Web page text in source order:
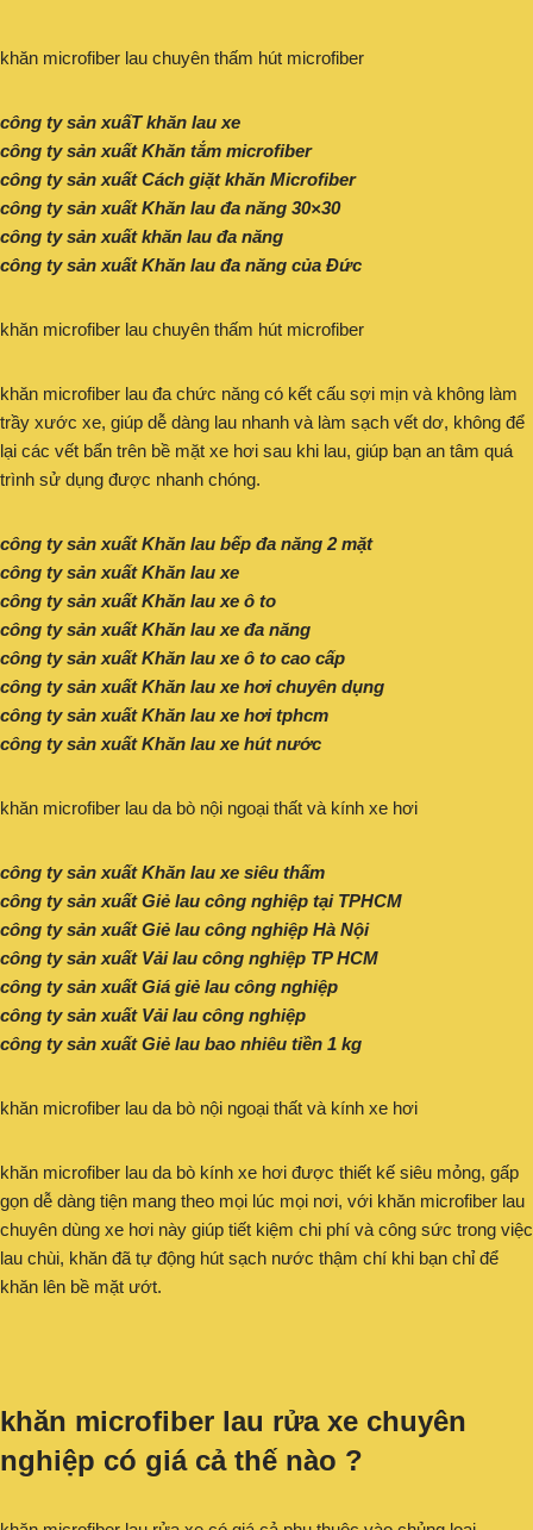
khăn microfiber lau chuyên thấm hút microfiber
công ty sản xuấT khăn lau xe
công ty sản xuất Khăn tắm microfiber
công ty sản xuất Cách giặt khăn Microfiber
công ty sản xuất Khăn lau đa năng 30×30
công ty sản xuất khăn lau đa năng
công ty sản xuất Khăn lau đa năng của Đức
khăn microfiber lau chuyên thấm hút microfiber
khăn microfiber lau đa chức năng có kết cấu sợi mịn và không làm
trầy xước xe, giúp dễ dàng lau nhanh và làm sạch vết dơ, không để
lại các vết bẩn trên bề mặt xe hơi sau khi lau, giúp bạn an tâm quá
trình sử dụng được nhanh chóng.
công ty sản xuất Khăn lau bếp đa năng 2 mặt
công ty sản xuất Khăn lau xe
công ty sản xuất Khăn lau xe ô to
công ty sản xuất Khăn lau xe đa năng
công ty sản xuất Khăn lau xe ô to cao cấp
công ty sản xuất Khăn lau xe hơi chuyên dụng
công ty sản xuất Khăn lau xe hơi tphcm
công ty sản xuất Khăn lau xe hút nước
khăn microfiber lau da bò nội ngoại thất và kính xe hơi
công ty sản xuất Khăn lau xe siêu thấm
công ty sản xuất Giẻ lau công nghiệp tại TPHCM
công ty sản xuất Giẻ lau công nghiệp Hà Nội
công ty sản xuất Vải lau công nghiệp TP HCM
công ty sản xuất Giá giẻ lau công nghiệp
công ty sản xuất Vải lau công nghiệp
công ty sản xuất Giẻ lau bao nhiêu tiền 1 kg
khăn microfiber lau da bò nội ngoại thất và kính xe hơi
khăn microfiber lau da bò kính xe hơi được thiết kế siêu mỏng, gấp
gọn dễ dàng tiện mang theo mọi lúc mọi nơi, với khăn microfiber lau
chuyên dùng xe hơi này giúp tiết kiệm chi phí và công sức trong việc
lau chùi, khăn đã tự động hút sạch nước thậm chí khi bạn chỉ để
khăn lên bề mặt ướt.
khăn microfiber lau rửa xe chuyên
nghiệp có giá cả thế nào ?